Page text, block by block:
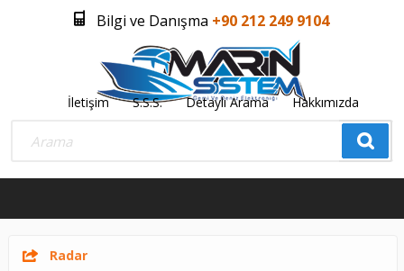
Bilgi ve Danışma +90 212 249 9104
İletişim S.S.S. Detaylı Arama Hakkımızda
Üye Girişi Üye Olmak İstiyorum
Radar